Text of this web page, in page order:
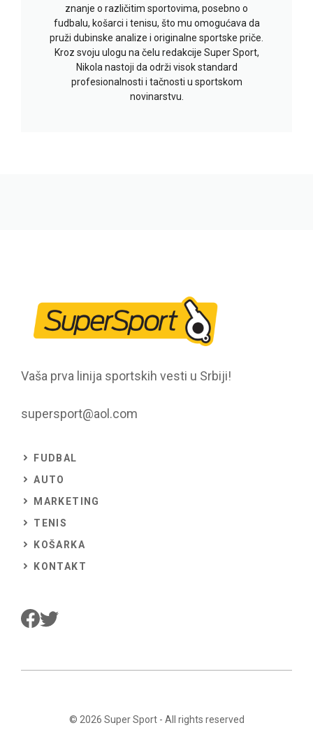
znanje o različitim sportovima, posebno o
fudbalu, košarci i tenisu, što mu omogućava da
pruži dubinske analize i originalne sportske priče.
Kroz svoju ulogu na čelu redakcije Super Sport,
Nikola nastoji da održi visok standard
profesionalnosti i tačnosti u sportskom
novinarstvu.
Vaša prva linija sportskih vesti u Srbiji!
supersport@aol.com
FUDBAL
AUTO
MARKETING
TENIS
KOŠARKA
KONTAKT
© 2026 Super Sport- All rights reserved